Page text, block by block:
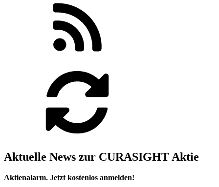
Aktuelle News zur CURASIGHT Aktie
Aktienalarm. Jetzt kostenlos anmelden!